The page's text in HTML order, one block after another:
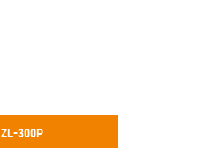
ZL-300P